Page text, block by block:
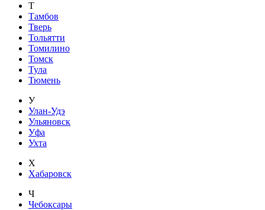
Т
Тамбов
Тверь
Тольятти
Томилино
Томск
Тула
Тюмень
У
Улан-Удэ
Ульяновск
Уфа
Ухта
Х
Хабаровск
Ч
Чебоксары